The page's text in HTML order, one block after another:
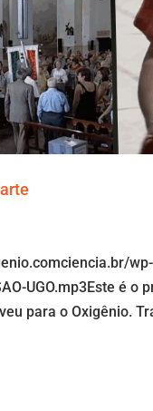
wp-
UGO.mp3Este é o
para o Oxigênio.